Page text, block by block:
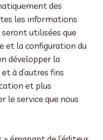
des
les informations
utilisées que
et la configuration du
développer la
à d’autres fins
et plus
le service que nous